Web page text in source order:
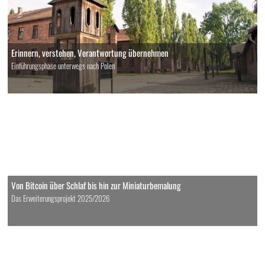
Erinnern, verstehen, Verantwortung übernehmen
Einführungsphase unterwegs nach Polen
Von Bitcoin über Schlaf bis hin zur Miniaturbemalung
Das Erweiterungsprojekt 2025/2026